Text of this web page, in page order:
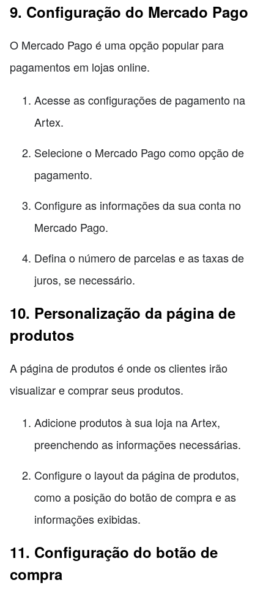
9. Configuração do Mercado Pago
O Mercado Pago é uma opção popular para
pagamentos em lojas online.
Acesse as configurações de pagamento na
Artex.
Selecione o Mercado Pago como opção de
pagamento.
Configure as informações da sua conta no
Mercado Pago.
Defina o número de parcelas e as taxas de
juros, se necessário.
10. Personalização da página de
produtos
A página de produtos é onde os clientes irão
visualizar e comprar seus produtos.
Adicione produtos à sua loja na Artex,
preenchendo as informações necessárias.
Configure o layout da página de produtos,
como a posição do botão de compra e as
informações exibidas.
11. Configuração do botão de
compra